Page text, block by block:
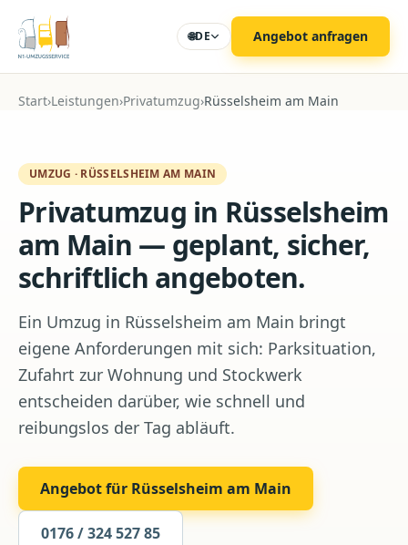
Zum Hauptinhalt
🌐DE Angebot anfragen
Start›Leistungen›Privatumzug›Rüsselsheim am Main
UMZUG · RÜSSELSHEIM AM MAIN
Privatumzug in Rüsselsheim
am Main — geplant, sicher,
schriftlich angeboten.
Ein Umzug in Rüsselsheim am Main bringt
eigene Anforderungen mit sich: Parksituation,
Zufahrt zur Wohnung und Stockwerk
entscheiden darüber, wie schnell und
reibungslos der Tag abläuft.
Angebot für Rüsselsheim am Main
0176 / 324 527 85